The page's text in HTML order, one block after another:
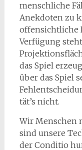
menschliche
Anekdoten zu
offensichtliche
Verfügung
das Spiel
über das Spiel
tät’s nicht.
Wir Menschen
sind unsere
der Conditio